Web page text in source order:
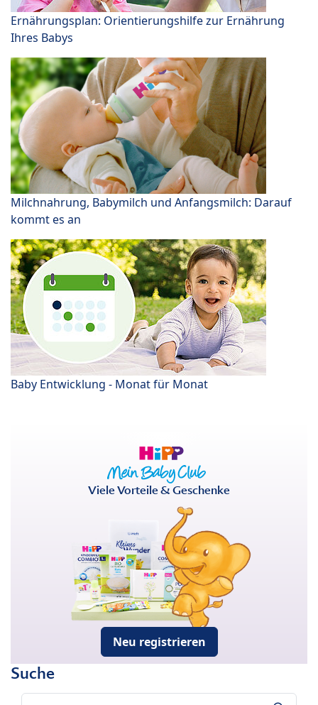
Ernährungsplan: Orientierungshilfe zur Ernährung
Ihres Babys
Milchnahrung, Babymilch und Anfangsmilch: Darauf
kommt es an
Baby Entwicklung - Monat für Monat
Viele Vorteile & Geschenke
Neu registrieren
Suche